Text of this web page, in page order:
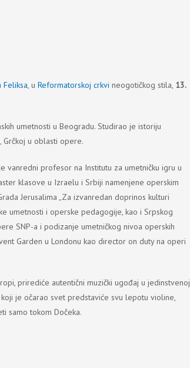
Feliksa, u Reformatorskoj crkvi neogotičkog stila, 13.
umetnosti u Beogradu. Studirao je istoriju
Grčkoj u oblasti opere.
vanredni profesor na Institutu za umetničku igru u
klasove u Izraelu i Srbiji namenjene operskim
Jerusalima „Za izvanredan doprinos kulturi
umetnosti i operske pedagogije, kao i Srpskog
SNP-a i podizanje umetničkog nivoa operskih
Garden u Londonu kao director on duty na operi
prirediće autentični muzički ugođaj u jedinstvenoj
je očarao svet predstaviće svu lepotu violine,
samo tokom Dočeka.